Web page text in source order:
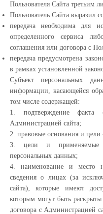
Пользователя Сайта третьим
Пользователь Сайта выразил
передача необходима для
определенного сервиса
соглашения или договора с
передача предусмотрена
в рамках установленной
Субъект персональных
информации, касающейся
том числе содержащей:
1. подтверждение факта
Администрацией сайта;
2. правовые основания и
3. цели и применяемые
персональных данных;
4. наименование и место
сведения о лицах (за
сайта), которые имеют
которым могут быть
договора с Администрацией